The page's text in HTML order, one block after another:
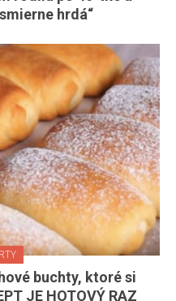
hrdá“
buchty, ktoré si
JE HOTOVÝ RAZ